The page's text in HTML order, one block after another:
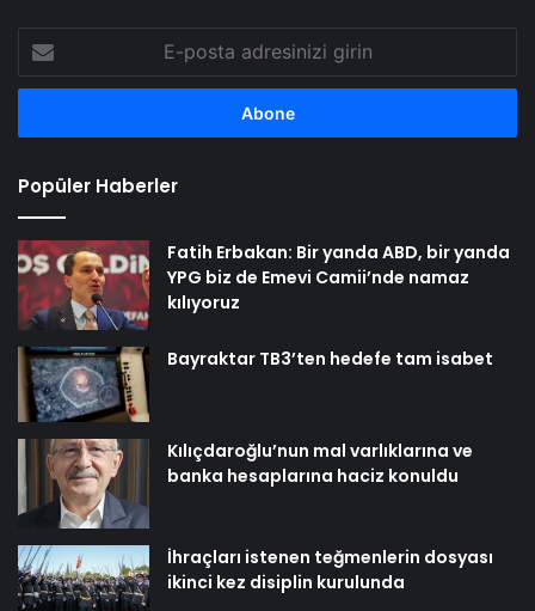
posta
adresinizi
Popüler Haberler
Fatih Erbakan: Bir yanda ABD, bir yanda
YPG biz de Emevi Camii’nde namaz
kılıyoruz
Bayraktar TB3’ten hedefe tam isabet
Kılıçdaroğlu’nun mal varlıklarına ve
banka hesaplarına haciz konuldu
İhraçları istenen teğmenlerin dosyası
ikinci kez disiplin kurulunda